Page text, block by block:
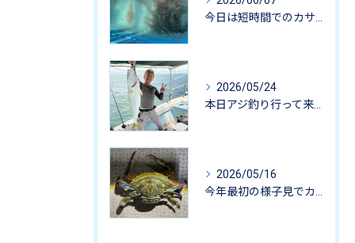
2026/05/24
2026/05/16